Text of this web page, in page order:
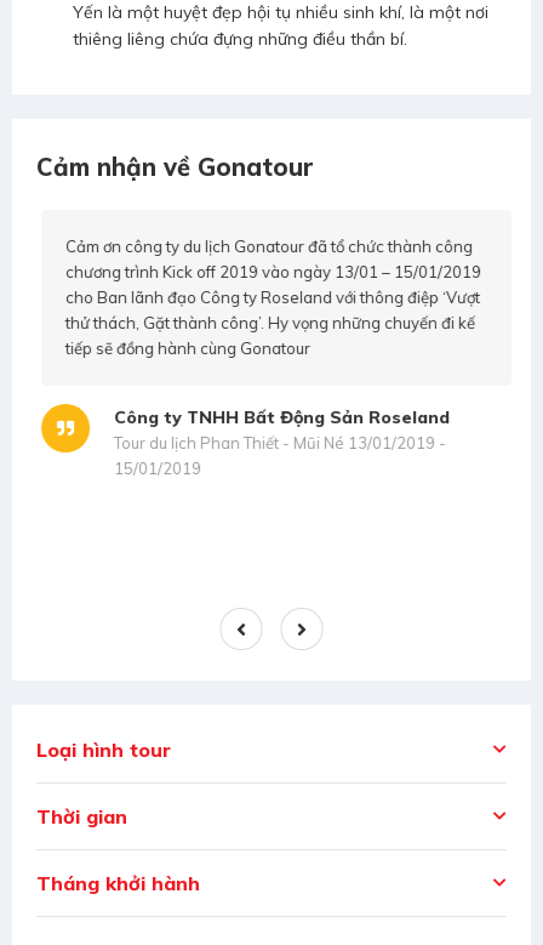
Yến là một huyệt đẹp hội tụ nhiều sinh khí, là một nơi
thiêng liêng chứa đựng những điều thần bí.
Cảm nhận về Gonatour
Cảm ơn công ty du lịch Gonatour đã tổ chức thành công
chương trình Kick off 2019 vào ngày 13/01 – 15/01/2019
cho Ban lãnh đạo Công ty Roseland với thông điệp ‘Vượt
thử thách, Gặt thành công’. Hy vọng những chuyến đi kế
tiếp sẽ đồng hành cùng Gonatour
Công ty TNHH Bất Động Sản Roseland
Tour du lịch Phan Thiết - Mũi Né 13/01/2019 -
15/01/2019
Loại hình tour
Thời gian
Tháng khởi hành